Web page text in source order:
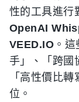
性的工具進行
OpenAI
VEED.IO 。
手」、「跨國
「高性價比
位。